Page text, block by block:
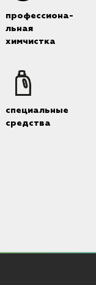
профессиона-
льная
химчистка
специальные
средства